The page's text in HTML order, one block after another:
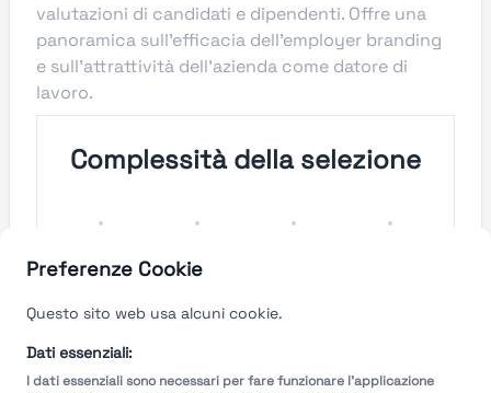
Preferenze Cookie
Questo sito web usa alcuni cookie.
Dati essenziali:
I dati essenziali sono necessari per fare funzionare l'applicazione
valutazioni di candidati e dipendenti. Offre una
panoramica sull'efficacia dell'employer branding
e sull'attrattività dell'azienda come datore di
lavoro.
Complessità della selezione
Velocità del processo di